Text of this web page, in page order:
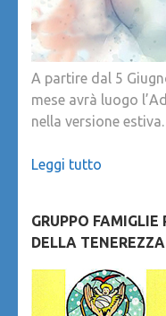
A partire dal 5
mese avrà luogo
nella versione
Leggi tutto
GRUPPO FAMIGLIE
DELLA